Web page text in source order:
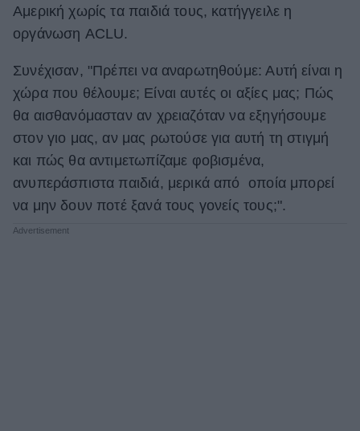
Αμερική χωρίς τα παιδιά τους, κατήγγειλε η
οργάνωση ACLU.
Συνέχισαν, "Πρέπει να αναρωτηθούμε: Αυτή είναι η
χώρα που θέλουμε; Είναι αυτές οι αξίες μας; Πώς
θα αισθανόμασταν αν χρειαζόταν να εξηγήσουμε
στον γιο μας, αν μας ρωτούσε για αυτή τη στιγμή
και πώς θα αντιμετωπίζαμε φοβισμένα,
ανυπεράσπιστα παιδιά, μερικά από οποία μπορεί
να μην δουν ποτέ ξανά τους γονείς τους;".